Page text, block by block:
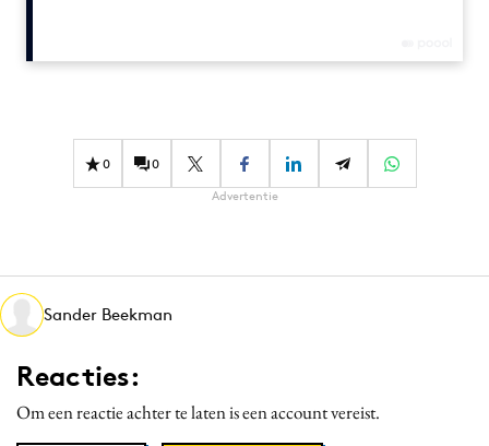
Design
Effectiviteit
Gedragsverandering
Martech
Media
PR
Programmatic
0 0
Advertentie
Sander Beekman
Reacties:
Om een reactie achter te laten is een account vereist.